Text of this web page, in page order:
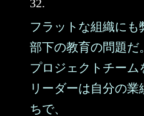
32.
フラットな組織にも
部下の教育の問題だ。
プロジェクトチーム
リーダーは自分の
ちで、